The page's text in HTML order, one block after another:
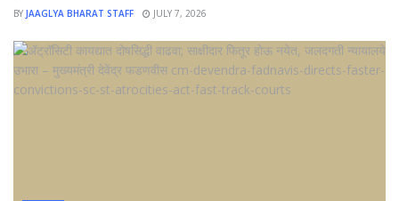
BY JAAGLYA BHARAT STAFF JULY 7, 2026